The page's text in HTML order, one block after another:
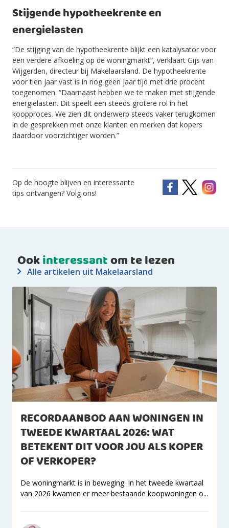
Stijgende hypotheekrente en
energielasten
“De stijging van de hypotheekrente blijkt een katalysator voor
een verdere afkoeling op de woningmarkt”, verklaart Gijs van
Wijgerden, directeur bij Makelaarsland. De hypotheekrente
voor tien jaar vast is in nog geen jaar tijd met drie procent
toegenomen. “Daarnaast hebben we te maken met stijgende
energielasten. Dit speelt een steeds grotere rol in het
koopproces. We zien dit onderwerp steeds vaker terugkomen
in de gesprekken met onze klanten en merken dat kopers
daardoor voorzichtiger worden.”
Op de hoogte blijven en interessante
tips ontvangen? Volg ons!
Ookinteressantom te lezen
Alle artikelen uit Makelaarsland
RECORDAANBOD AAN WONINGEN IN
TWEEDE KWARTAAL 2026: WAT
BETEKENT DIT VOOR JOU ALS KOPER
OF VERKOPER?
De woningmarkt is in beweging. In het tweede kwartaal
van 2026 kwamen er meer bestaande koopwoningen o...